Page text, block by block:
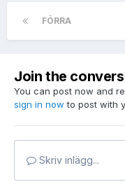
FÖRRA
Join the
You can post now and
sign in now to post with
Skriv inlägg...